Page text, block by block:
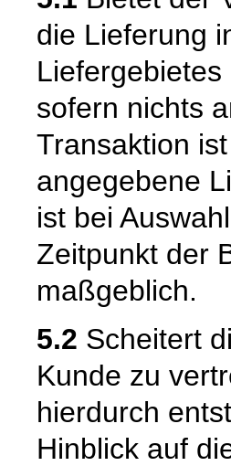
die Lieferung
sofern nichts
Transaktion
angegebene
ist bei
Zeitpunkt der
maßgeblich.
5.2 Scheitert
Kunde zu
hierdurch
Hinblick auf